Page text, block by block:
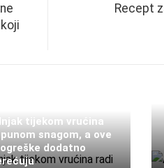
Recept
tijekom vrućina
snagom, a ove
dodatno